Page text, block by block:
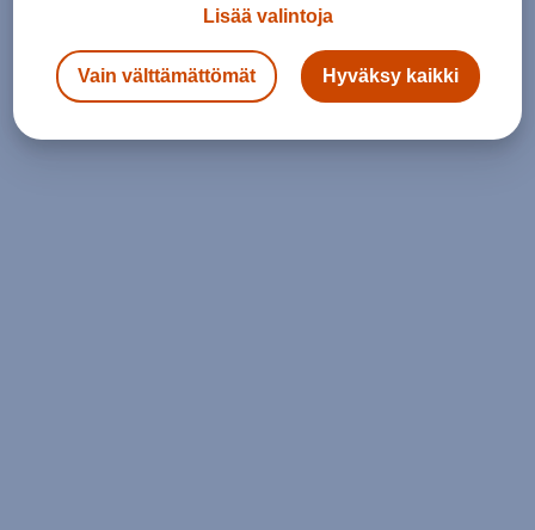
Lisää valintoja
Vain välttämättömät Hyväksy kaikki